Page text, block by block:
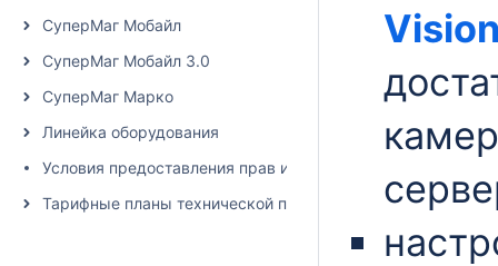
СуперМаг Мобайл
СуперМаг Мобайл 3.0
СуперМаг Марко
Линейка оборудования
Условия предоставления прав использования
Тарифные планы технической поддержки